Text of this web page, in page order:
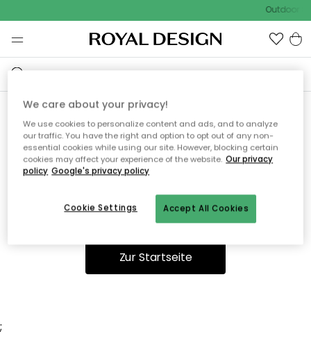
Outdoor
Ooops, die Seite wurde nicht
gefunden.
Sie können auf unserer Startseiteweiter navigieren.
Zur Startseite
;
We care about your privacy!
We use cookies to personalize content and ads, and to analyze
our traffic. You have the right and option to opt out of any non-
essential cookies while using our site. However, blocking certain
cookies may affect your experience of the website. Our privacy
policy Google's privacy policy
Accept All Cookies
Cookie Settings